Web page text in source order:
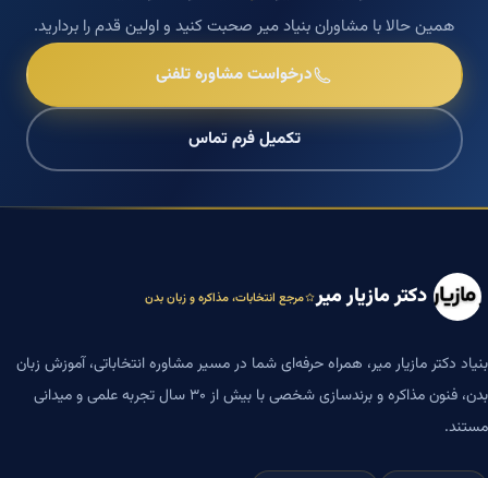
همین حالا با مشاوران بنیاد میر صحبت کنید و اولین قدم را بردارید.
درخواست مشاوره تلفنی
تکمیل فرم تماس
دکتر مازیار میر مرجع انتخابات، مذاکره و زبان بدن
بنیاد دکتر مازیار میر، همراه حرفه‌ای شما در مسیر مشاوره انتخاباتی، آموزش زبان
بدن، فنون مذاکره و برندسازی شخصی با بیش از ۳۰ سال تجربه علمی و میدانی
مستند.